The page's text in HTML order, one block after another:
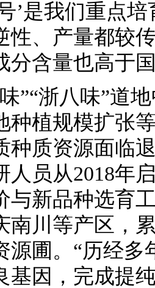
’是我们重点
性、产量都较
分含量也高于
”“浙八味”道
种植规模扩张
种质资源面临
人员从2018年
与新品种选育
南川等产区，
源圃。“历经
基因，完成提